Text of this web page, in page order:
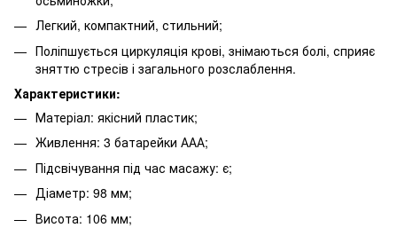
Легкий, компактний, стильний;
Поліпшується циркуляція крові, знімаються болі, сприяє
зняттю стресів і загального розслаблення.
Характеристики:
Матеріал: якісний пластик;
Живлення: 3 батарейки ААА;
Підсвічування під час масажу: є;
Діаметр: 98 мм;
Висота: 106 мм;